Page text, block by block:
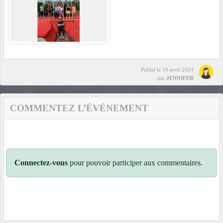
Publié le 19 avril 2024
par JENNIFER
COMMENTEZ L’ÉVÈNEMENT
Connectez-vous pour pouvoir participer aux commentaires.